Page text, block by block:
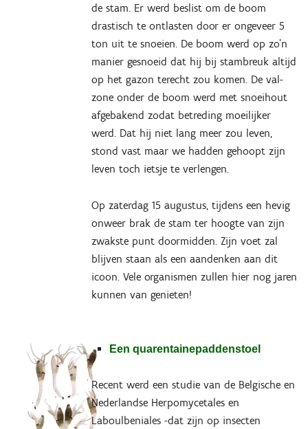
de stam. Er werd beslist om de boom
drastisch te ontlasten door er ongeveer 5
ton uit te snoeien. De boom werd op zo’n
manier gesnoeid dat hij bij stambreuk altijd
op het gazon terecht zou komen. De val-
zone onder de boom werd met snoeihout
afgebakend zodat betreding moeilijker
werd. Dat hij niet lang meer zou leven,
stond vast maar we hadden gehoopt zijn
leven toch ietsje te verlengen.
Op zaterdag 15 augustus, tijdens een hevig
onweer brak de stam ter hoogte van zijn
zwakste punt doormidden. Zijn voet zal
blijven staan als een aandenken aan dit
icoon. Vele organismen zullen hier nog jaren
kunnen van genieten!
Een quarentainepaddenstoel
Recent werd een studie van de Belgische en
Nederlandse Herpomycetales en
Laboulbeniales -dat zijn op insecten